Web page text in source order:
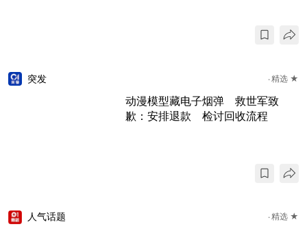
突发 精选 ★
动漫模型藏电子烟弹 救世军致
歉：安排退款 检讨回收流程
人气话题 精选 ★